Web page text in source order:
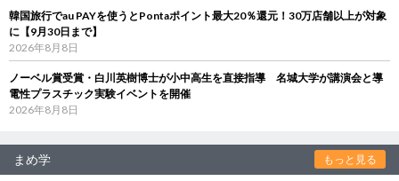
韓国旅行でau PAYを使うとPontaポイント最大20％還元！30万店舗以上が対象
に【9月30日まで】
2026年8月8日
ノーベル賞受賞・白川英樹博士が小中高生を直接指導 名城大学が講演会と導
電性プラスチック実験イベントを開催
2026年8月8日
まめ学 もっと見る